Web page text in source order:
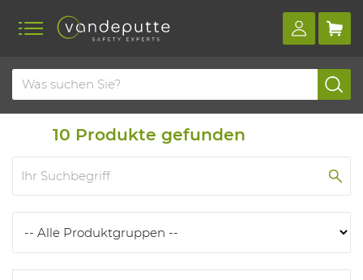
Home Produkte
10 Produkte gefunden